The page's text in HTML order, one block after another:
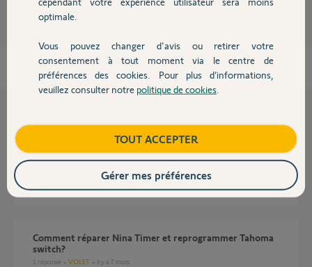
Devis avec un pro
Contact
Questions liées
Nina timer se remet à 0 dans l’heure et la date?
il y a 2 mois
Comment réparer Nina Timer et reprogrammer Tahoma
switch?
1 réponse VOLET il y a 7 mois
optimale.
Vous pouvez changer d'avis ou retirer votre
consentement à tout moment via le centre de
préférences des cookies. Pour plus d’informations,
veuillez consulter notre politique de cookies
TOUT ACCEPTER
Gérer mes préférences